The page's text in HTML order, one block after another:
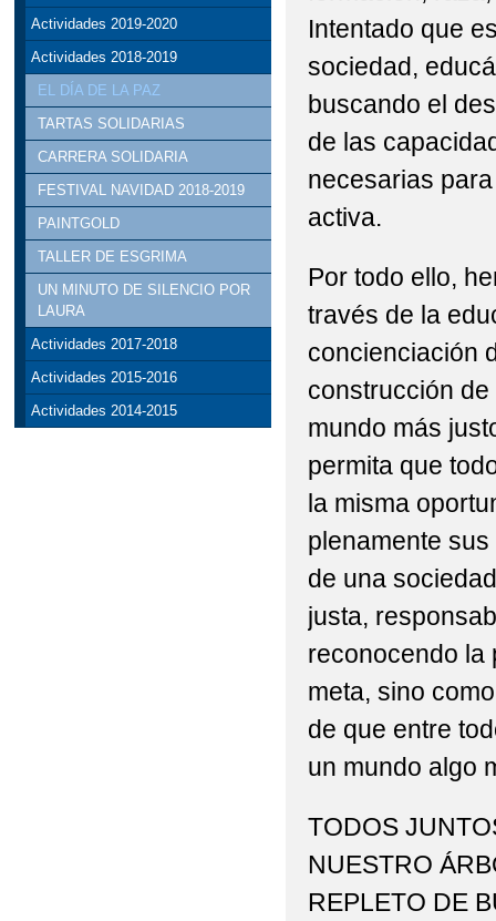
Actividades 2019-2020
Actividades 2018-2019
EL DÍA DE LA PAZ
TARTAS SOLIDARIAS
CARRERA SOLIDARIA
FESTIVAL NAVIDAD 2018-2019
PAINTGOLD
TALLER DE ESGRIMA
UN MINUTO DE SILENCIO POR
LAURA
Actividades 2017-2018
Actividades 2015-2016
Actividades 2014-2015
Intentado que
sociedad,
buscando el
de las
necesarias
activa.
Por todo ello,
través de la
concienciación
construcción
mundo más
permita que
la misma
plenamente
de una
justa,
reconocendo la
meta, sino
de que entre
un mundo algo
TODOS
NUESTRO
REPLETO DE